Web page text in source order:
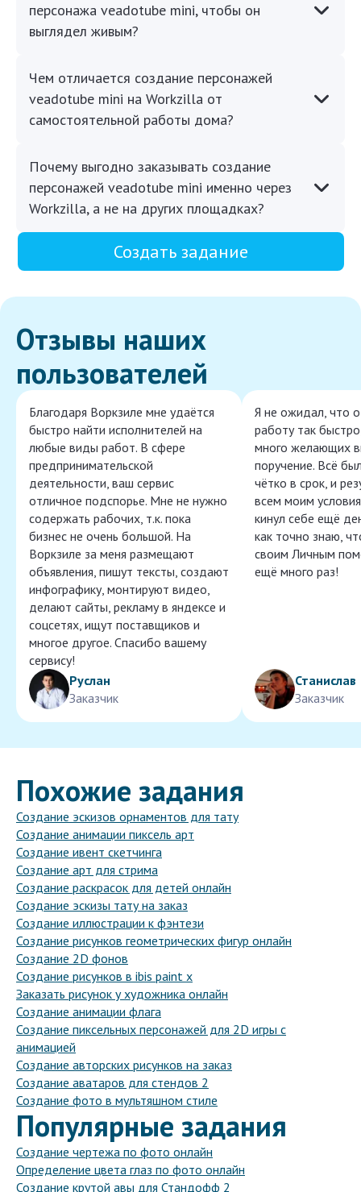
персонажа veadotube mini, чтобы он
выглядел живым?
Чем отличается создание персонажей
veadotube mini на Workzilla от
самостоятельной работы дома?
Почему выгодно заказывать создание
персонажей veadotube mini именно через
Workzilla, а не на других площадках?
Создать задание
Отзывы наших
пользователей
Благодаря Воркзиле мне удаётся
быстро найти исполнителей на
любые виды работ. В сфере
предпринимательской
деятельности, ваш сервис
отличное подспорье. Мне не нужно
содержать рабочих, т.к. пока
бизнес не очень большой. На
Воркзиле за меня размещают
объявления, пишут тексты, создают
инфографику, монтируют видео,
делают сайты, рекламу в яндексе и
соцсетях, ищут поставщиков и
многое другое. Спасибо вашему
сервису!
Руслан
Заказчик
Я не ожидал, что
работу так
много желающих
поручение. Всё
чётко в срок, и
всем моим
кинул себе ещё
как точно знаю,
своим Личным
ещё много раз!
Станислав
Заказчик
Похожие задания
Создание эскизов орнаментов для тату
Создание анимации пиксель арт
Создание ивент скетчинга
Создание арт для стрима
Создание раскрасок для детей онлайн
Создание эскизы тату на заказ
Создание иллюстрации к фэнтези
Создание рисунков геометрических фигур онлайн
Создание 2D фонов
Создание рисунков в ibis paint x
Заказать рисунок у художника онлайн
Создание анимации флага
Создание пиксельных персонажей для 2D игры с
анимацией
Создание авторских рисунков на заказ
Создание аватаров для стендов 2
Создание фото в мультяшном стиле
Популярные задания
Создание чертежа по фото онлайн
Определение цвета глаз по фото онлайн
Создание крутой авы для Стандофф 2